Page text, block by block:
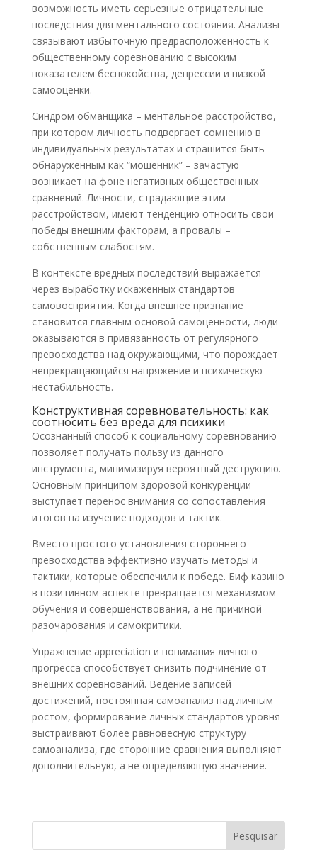
возможность иметь серьезные отрицательные
последствия для ментального состояния. Анализы
связывают избыточную предрасположенность к
общественному соревнованию с высоким
показателем беспокойства, депрессии и низкой
самооценки.
Синдром обманщика – ментальное расстройство,
при котором личность подвергает сомнению в
индивидуальных результатах и страшится быть
обнаруженным как “мошенник” – зачастую
возникает на фоне негативных общественных
сравнений. Личности, страдающие этим
расстройством, имеют тенденцию относить свои
победы внешним факторам, а провалы –
собственным слабостям.
В контексте вредных последствий выражается
через выработку искаженных стандартов
самовосприятия. Когда внешнее признание
становится главным основой самоценности, люди
оказываются в привязанность от регулярного
превосходства над окружающими, что порождает
непрекращающийся напряжение и психическую
нестабильность.
Конструктивная соревновательность: как
соотносить без вреда для психики
Осознанный способ к социальному соревнованию
позволяет получать пользу из данного
инструмента, минимизируя вероятный деструкцию.
Основным принципом здоровой конкуренции
выступает перенос внимания со сопоставления
итогов на изучение подходов и тактик.
Вместо простого установления стороннего
превосходства эффективно изучать методы и
тактики, которые обеспечили к победе. Биф казино
в позитивном аспекте превращается механизмом
обучения и совершенствования, а не причиной
разочарования и самокритики.
Упражнение appreciation и понимания личного
прогресса способствует снизить подчинение от
внешних соревнований. Ведение записей
достижений, постоянная самоанализ над личным
ростом, формирование личных стандартов уровня
выстраивают более равновесную структуру
самоанализа, где сторонние сравнения выполняют
дополнительную, а не определяющую значение.